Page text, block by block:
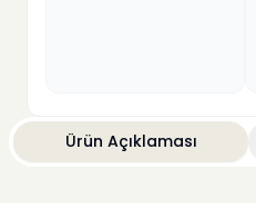
Ürün Açıklaması